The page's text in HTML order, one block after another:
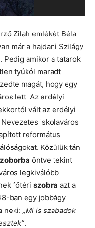
Zilah emlékét Béla
már a hajdani Szilágy
Pedig amikor a tatárok
tyúkól maradt
magát, hogy egy
lett. Az erdélyi
vált az erdélyi
iskolaváros
református
Közülük tán
öntve tekint
legkiválóbb
főtéri szobra azt a
ban egy jobbágy
neki: „Mi is szabadok
.